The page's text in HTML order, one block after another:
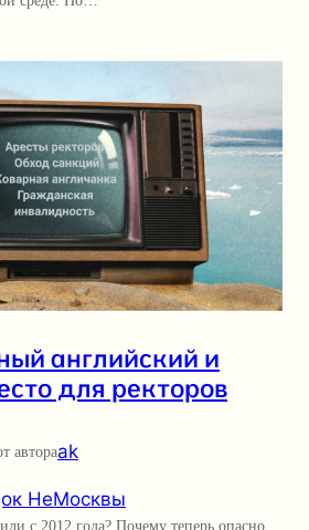
английский и
для ректоров
автораak
НеМосквы
с 2012 года? Почему теперь опасно